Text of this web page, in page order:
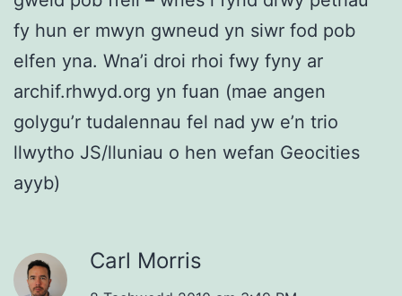
fy hun er mwyn gwneud yn siwr fod pob
elfen yna. Wna’i droi rhoi fwy fyny ar
archif.rhwyd.org yn fuan (mae angen
golygu’r tudalennau fel nad yw e’n trio
llwytho JS/lluniau o hen wefan Geocities
ayyb)
Carl Morris